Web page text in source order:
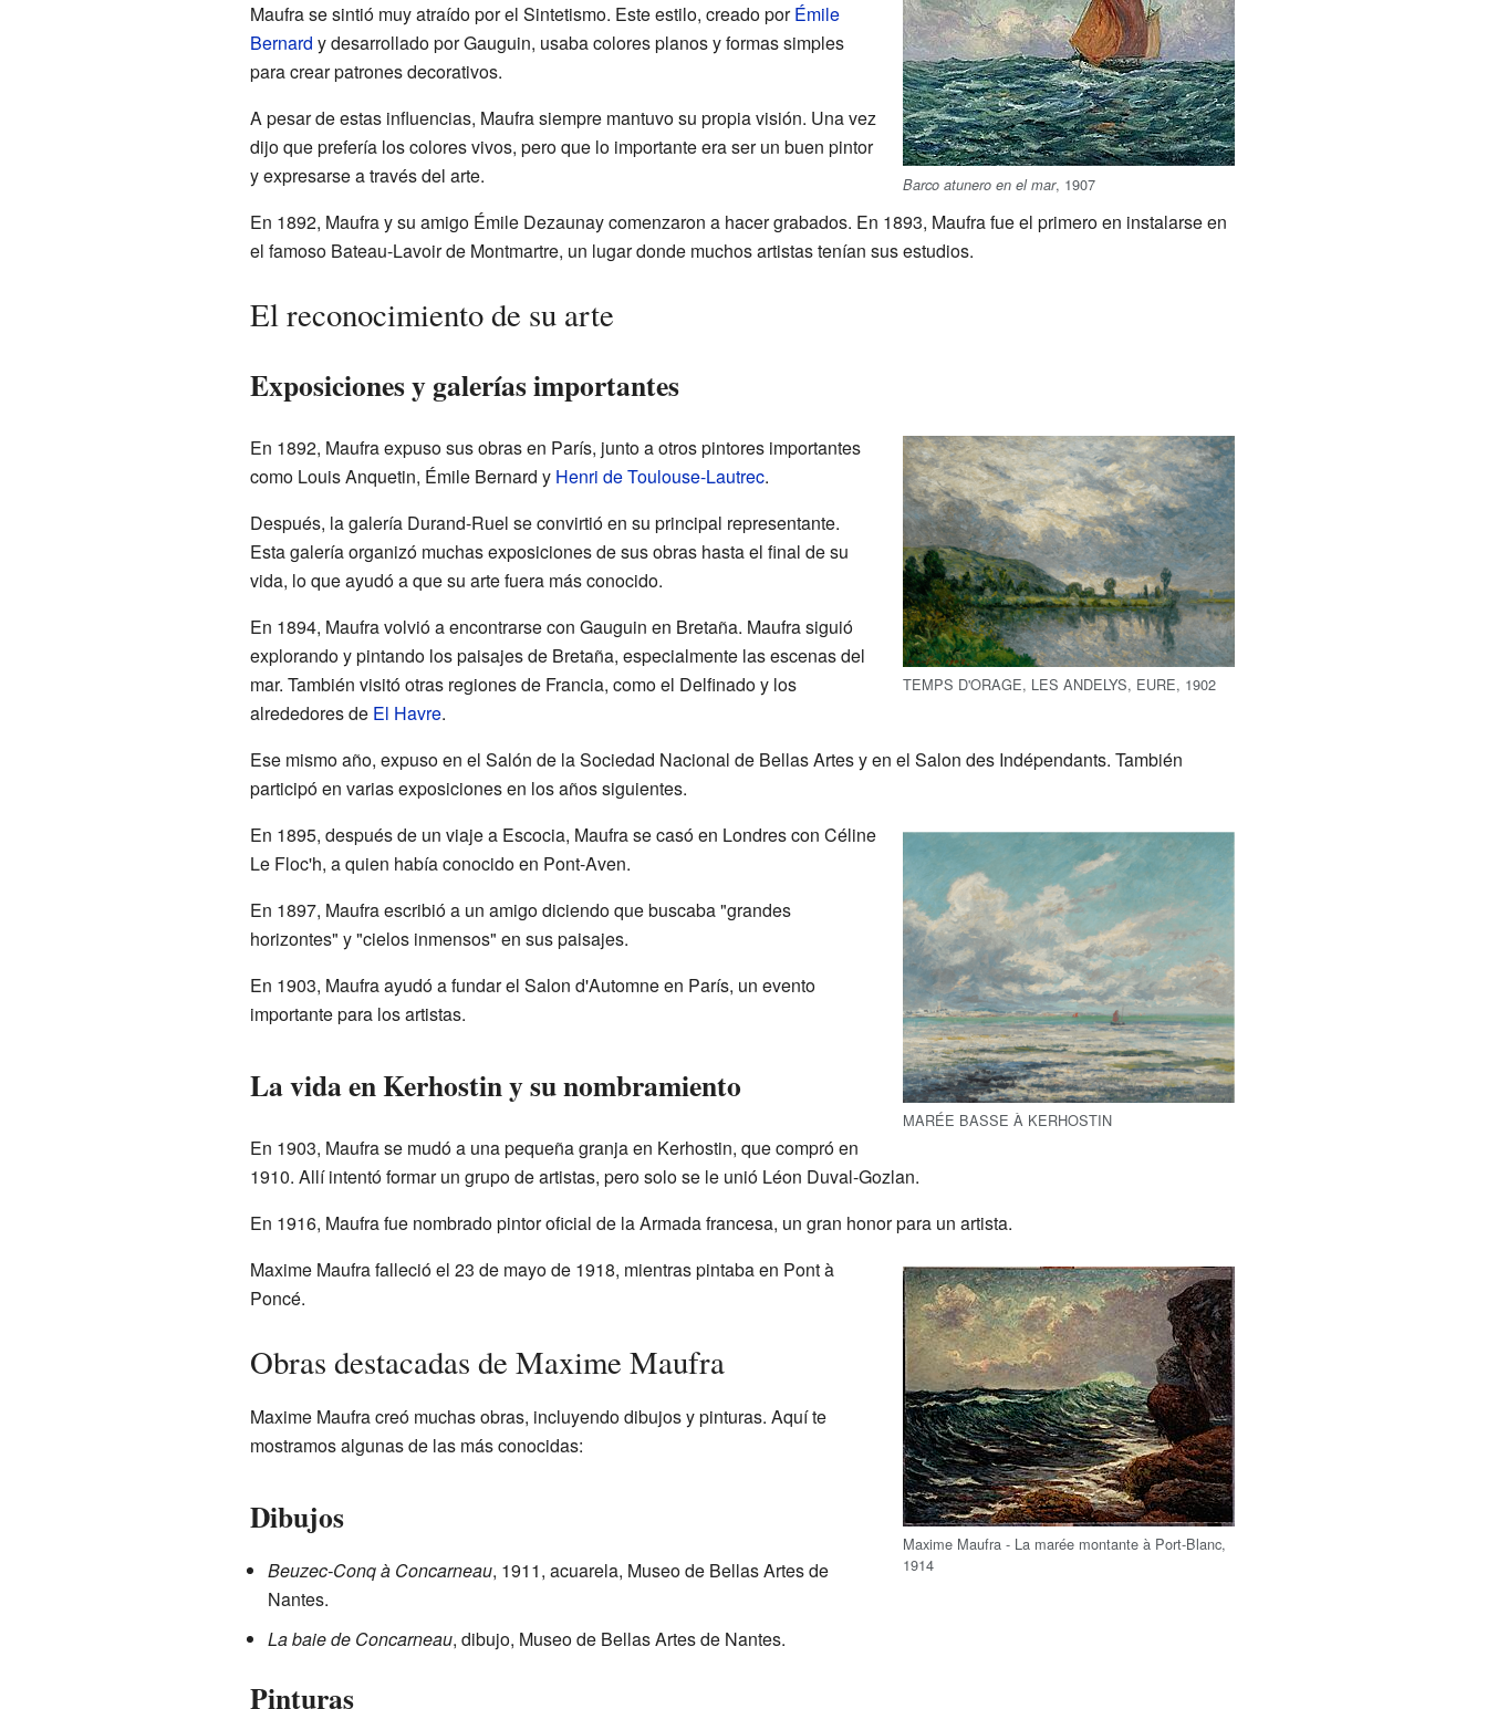
Barco atunero en el mar, 1907
Maufra se sintió muy atraído por el Sintetismo. Este estilo, creado porÉmile
Bernard y desarrollado por Gauguin, usaba colores planos y formas simples
para crear patrones decorativos.
A pesar de estas influencias, Maufra siempre mantuvo su propia visión. Una vez
dijo que prefería los colores vivos, pero que lo importante era ser un buen pintor
y expresarse a través del arte.
En 1892, Maufra y su amigo Émile Dezaunay comenzaron a hacer grabados. En 1893, Maufra fue el primero en instalarse en
el famoso Bateau-Lavoir de Montmartre, un lugar donde muchos artistas tenían sus estudios.
El reconocimiento de su arte
Exposiciones y galerías importantes
TEMPS D'ORAGE, LES ANDELYS, EURE, 1902
En 1892, Maufra expuso sus obras en París, junto a otros pintores importantes
como Louis Anquetin, Émile Bernard y Henri de Toulouse-Lautrec.
Después, la galería Durand-Ruel se convirtió en su principal representante.
Esta galería organizó muchas exposiciones de sus obras hasta el final de su
vida, lo que ayudó a que su arte fuera más conocido.
En 1894, Maufra volvió a encontrarse con Gauguin en Bretaña. Maufra siguió
explorando y pintando los paisajes de Bretaña, especialmente las escenas del
mar. También visitó otras regiones de Francia, como el Delfinado y los
alrededores de El Havre.
Ese mismo año, expuso en el Salón de la Sociedad Nacional de Bellas Artes y en el Salon des Indépendants. También
participó en varias exposiciones en los años siguientes.
MARÉE BASSE À KERHOSTIN
En 1895, después de un viaje a Escocia, Maufra se casó en Londres con Céline
Le Floc'h, a quien había conocido en Pont-Aven.
En 1897, Maufra escribió a un amigo diciendo que buscaba "grandes
horizontes" y "cielos inmensos" en sus paisajes.
En 1903, Maufra ayudó a fundar el Salon d'Automne en París, un evento
importante para los artistas.
La vida en Kerhostin y su nombramiento
En 1903, Maufra se mudó a una pequeña granja en Kerhostin, que compró en
1910. Allí intentó formar un grupo de artistas, pero solo se le unió Léon Duval-Gozlan.
En 1916, Maufra fue nombrado pintor oficial de la Armada francesa, un gran honor para un artista.
Maxime Maufra - La marée montante à Port-Blanc,
1914
Maxime Maufra falleció el 23 de mayo de 1918, mientras pintaba en Pont à
Poncé.
Obras destacadas de Maxime Maufra
Maxime Maufra creó muchas obras, incluyendo dibujos y pinturas. Aquí te
mostramos algunas de las más conocidas:
Dibujos
Beuzec-Conq à Concarneau, 1911, acuarela, Museo de Bellas Artes de
Nantes.
La baie de Concarneau, dibujo, Museo de Bellas Artes de Nantes.
Pinturas